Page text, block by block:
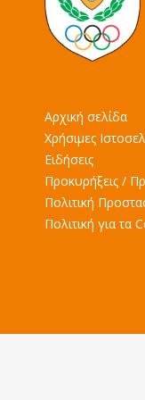
Αρχική σελίδα
Χρήσιμες
Ειδήσεις
Προκυρήξεις /
Πολιτική
Πολιτική για τα